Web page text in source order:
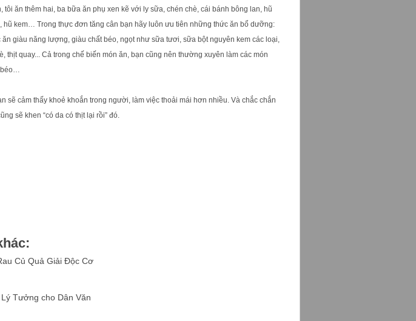
tôi ăn thêm hai, ba bữa ăn phụ xen kẽ với ly sữa, chén chè, cái bánh bông lan, hũ
hũ kem… Trong thực đơn tăng cân bạn hãy luôn ưu tiên những thức ăn bổ dưỡng:
giàu năng lượng, giàu chất béo, ngọt như sữa tươi, sữa bột nguyên kem các loại,
thịt quay... Cả trong chế biến món ăn, bạn cũng nên thường xuyên làm các món
béo…
sẽ cảm thấy khoẻ khoắn trong người, làm việc thoải mái hơn nhiều. Và chắc chắn
sẽ khen “có da có thịt lại rồi” đó.
Củ Quả Giải Độc Cơ
Tưởng cho Dân Văn